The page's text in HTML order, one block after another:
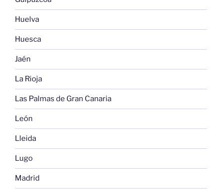
Huelva
Huesca
Jaén
La Rioja
Las Palmas de Gran Canaria
León
Lleida
Lugo
Madrid